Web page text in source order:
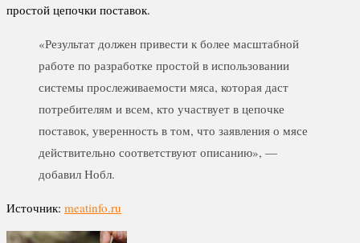
простой цепочки поставок.
«Результат должен привести к более масштабной
работе по разработке простой в использовании
системы прослеживаемости мяса, которая даст
потребителям и всем, кто участвует в цепочке
поставок, уверенность в том, что заявления о мясе
действительно соответствуют описанию», —
добавил Нобл.
Источник: meatinfo.ru